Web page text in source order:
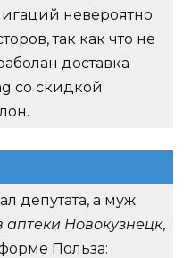
невероятно
так как что не
доставка
со скидкой
депутата, а муж
Новокузнецк,
Польза: